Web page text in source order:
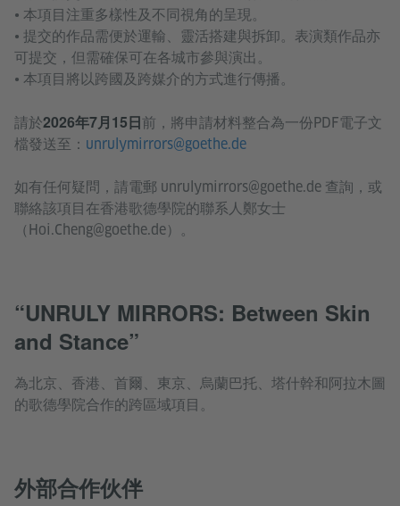
• 本項目注重多樣性及不同視角的呈現。
• 提交的作品需便於運輸、靈活搭建與拆卸。表演類作品亦
可提交，但需確保可在各城市參與演出。
• 本項目將以跨國及跨媒介的方式進行傳播。
請於2026年7月15日前，將申請材料整合為一份PDF電子文
檔發送至： unrulymirrors@goethe.de
如有任何疑問，請電郵 unrulymirrors@goethe.de 查詢，或
聯絡該項目在香港歌德學院的聯系人鄭女士
（Hoi.Cheng@goethe.de）。
“UNRULY MIRRORS: Between Skin
and Stance”
為北京、香港、首爾、東京、烏蘭巴托、塔什幹和阿拉木圖
的歌德學院合作的跨區域項目。
外部合作伙伴